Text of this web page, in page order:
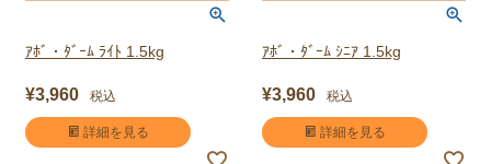
ｱﾎﾞ・ﾀﾞｰﾑ ﾗｲﾄ 1.5kg
¥3,960 税込
詳細を見る
ｱﾎﾞ・ﾀﾞｰﾑ ｼﾆｱ 1.5kg
¥3,960 税込
詳細を見る